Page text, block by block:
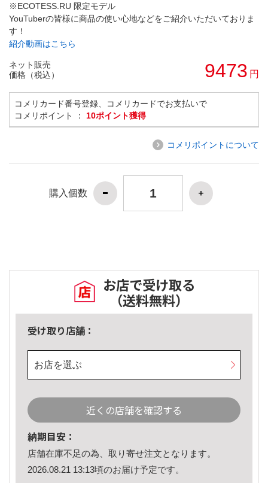
※ECOTESS.RU 限定モデル
YouTuberの皆様に商品の使い心地などをご紹介いただいておりま
す！
紹介動画はこちら
ネット販売
価格（税込）
9473 円
コメリカード番号登録、コメリカードでお支払いで
コメリポイント ： 10ポイント獲得
コメリポイントについて
購入個数
お店で受け取る
（送料無料）
受け取り店舗：
お店を選ぶ
近くの店舗を確認する
納期目安：
店舗在庫不足の為、取り寄せ注文となります。
2026.08.21 13:13頃のお届け予定です。